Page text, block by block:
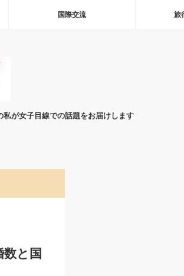
国際交流 旅
が女子目線での話題をお届けします
と国